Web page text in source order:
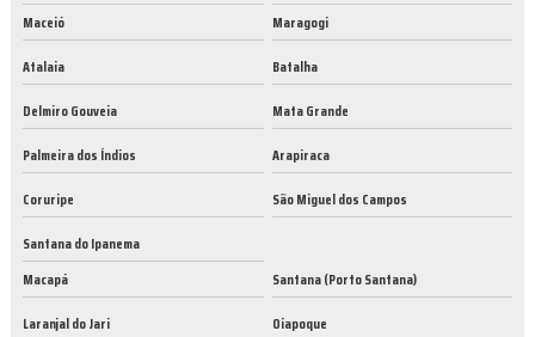
Maceió
Maragogi
Atalaia
Batalha
Delmiro Gouveia
Mata Grande
Palmeira dos Índios
Arapiraca
Coruripe
São Miguel dos Campos
Santana do Ipanema
Macapá
Santana (Porto Santana)
Laranjal do Jari
Oiapoque